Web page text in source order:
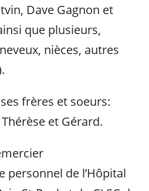
Dave Gagnon et
que plusieurs,
nièces, autres
frères et soeurs:
et Gérard.
personnel de l’Hôpital